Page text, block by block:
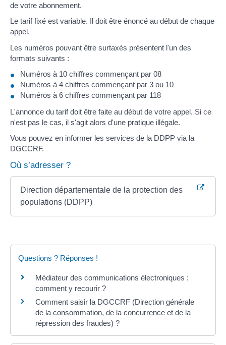
de votre abonnement.
Le tarif fixé est variable. Il doit être énoncé au début de chaque
appel.
Les numéros pouvant être surtaxés présentent l'un des
formats suivants :
Numéros à 10 chiffres commençant par 08
Numéros à 4 chiffres commençant par 3 ou 10
Numéros à 6 chiffres commençant par 118
L'annonce du tarif doit être faite au début de votre appel. Si ce
n'est pas le cas, il s'agit alors d'une pratique illégale.
Vous pouvez en informer les services de la DDPP via la
DGCCRF.
Où s’adresser ?
Direction départementale de la protection des
populations (DDPP)
Questions ? Réponses !
Médiateur des communications électroniques :
comment y recourir ?
Comment saisir la DGCCRF (Direction générale
de la consommation, de la concurrence et de la
répression des fraudes) ?